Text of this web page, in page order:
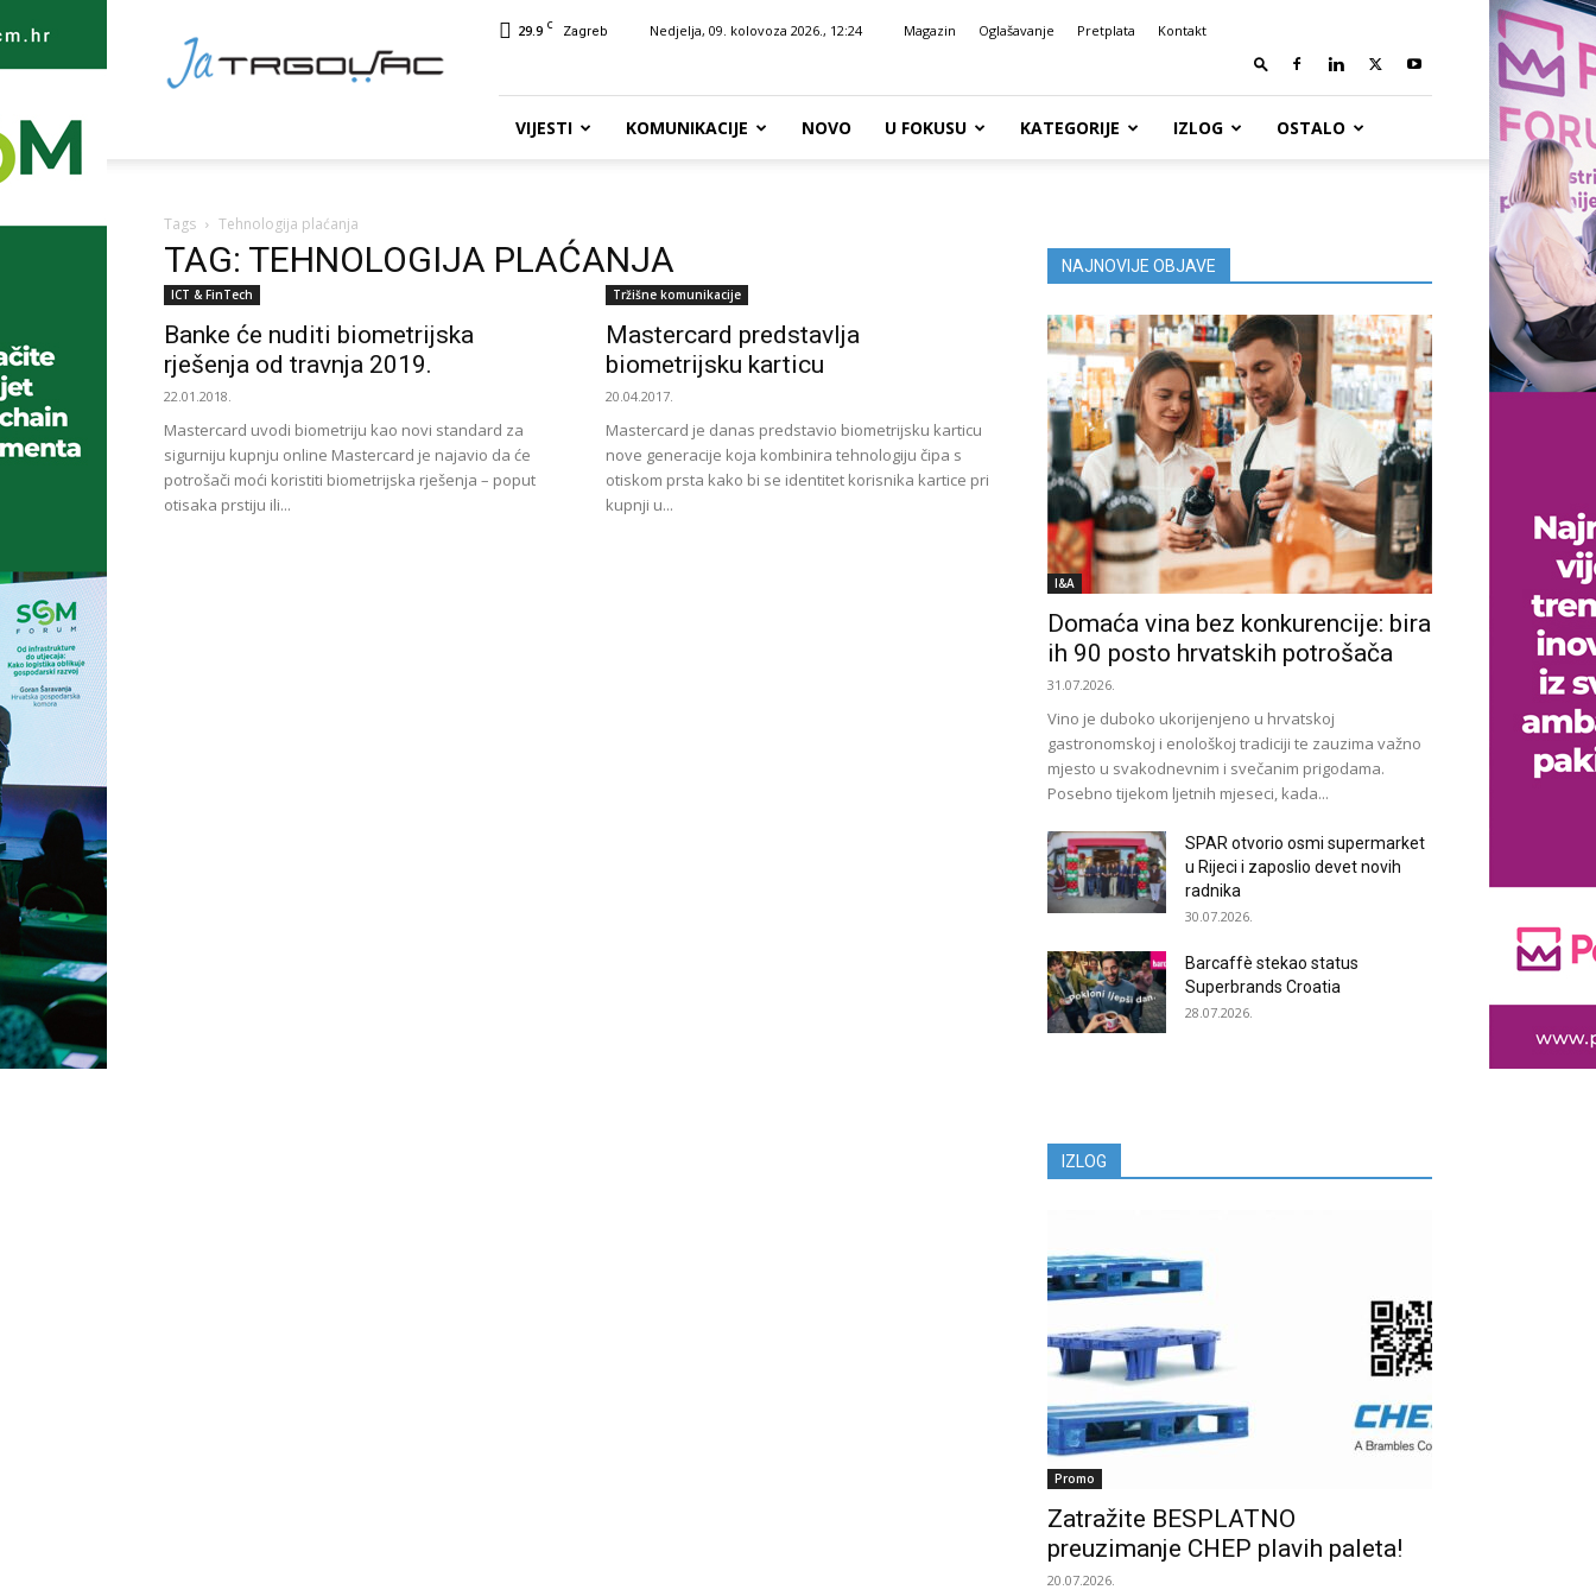
TRGOVAC
29.9 C Zagreb Nedjelja, 09. kolovoza 2026., 12:24 Magazin Oglašavanje Pretplata Kontakt
VIJESTI KOMUNIKACIJE NOVO U FOKUSU KATEGORIJE IZLOG OSTALO
Tags Tehnologija plaćanja
TAG: TEHNOLOGIJA PLAĆANJA
ICT & FinTech
Banke će nuditi biometrijska
rješenja od travnja 2019.
22.01.2018.
Mastercard uvodi biometriju kao novi standard za
sigurniju kupnju online Mastercard je najavio da će
potrošači moći koristiti biometrijska rješenja – poput
otisaka prstiju ili...
Tržišne komunikacije
Mastercard predstavlja
biometrijsku karticu
20.04.2017.
Mastercard je danas predstavio biometrijsku karticu
nove generacije koja kombinira tehnologiju čipa s
otiskom prsta kako bi se identitet korisnika kartice pri
kupnji u...
NAJNOVIJE OBJAVE
I&A
Domaća vina bez konkurencije: bira
ih 90 posto hrvatskih potrošača
31.07.2026.
Vino je duboko ukorijenjeno u hrvatskoj
gastronomskoj i enološkoj tradiciji te zauzima važno
mjesto u svakodnevnim i svečanim prigodama.
Posebno tijekom ljetnih mjeseci, kada...
SPAR otvorio osmi supermarket
u Rijeci i zaposlio devet novih
radnika
30.07.2026.
Barcaffè stekao status
Superbrands Croatia
28.07.2026.
IZLOG
Promo
Zatražite BESPLATNO
preuzimanje CHEP plavih paleta!
20.07.2026.